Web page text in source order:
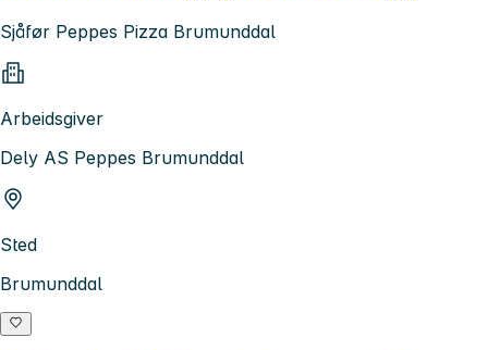
Sjåfør Peppes Pizza Brumunddal
Arbeidsgiver
Dely AS Peppes Brumunddal
Sted
Brumunddal